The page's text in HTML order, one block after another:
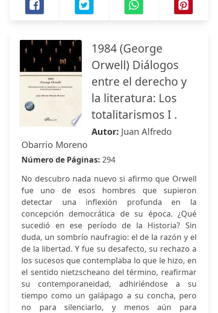
1984 (George
Orwell) Diálogos
entre el derecho y
la literatura: Los
totalitarismos I .
Autor: Juan Alfredo
Obarrio Moreno
Número de Páginas: 294
No descubro nada nuevo si afirmo que Orwell
fue uno de esos hombres que supieron
detectar una inflexión profunda en la
concepción democrática de su época. ¿Qué
sucedió en ese período de la Historia? Sin
duda, un sombrío naufragio: el de la razón y el
de la libertad. Y fue su desafecto, su rechazo a
los sucesos que contemplaba lo que le hizo, en
el sentido nietzscheano del término, reafirmar
su contemporaneidad, adhiriéndose a su
tiempo como un galápago a su concha, pero
no para silenciarlo, y menos aún para